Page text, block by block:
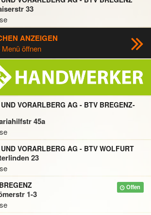
33
ANZEIGEN
öffnen
VORARLBERG AG - BTV BREGENZ-
45a
VORARLBERG AG - BTV WOLFURT
23
Offen
1-3